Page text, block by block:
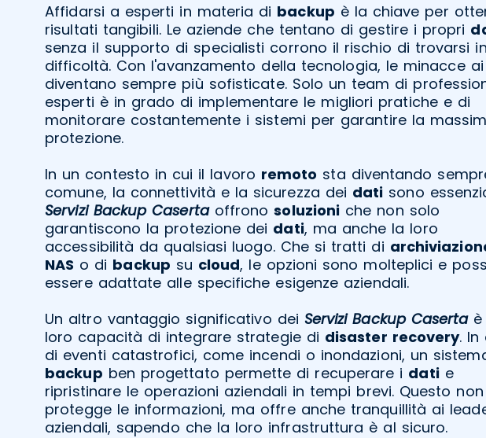
Affidarsi a esperti in materia di backup è la chiave per
risultati tangibili. Le aziende che tentano di gestire i propri
senza il supporto di specialisti corrono il rischio di trovarsi in
difficoltà. Con l'avanzamento della tecnologia, le minacce ai
diventano sempre più sofisticate. Solo un team di
esperti è in grado di implementare le migliori pratiche e di
monitorare costantemente i sistemi per garantire la
protezione.
In un contesto in cui il lavoro remoto sta diventando
comune, la connettività e la sicurezza dei dati sono
Servizi Backup Casertaoffronosoluzioni che non solo
garantiscono la protezione dei dati, ma anche la loro
accessibilità da qualsiasi luogo. Che si tratti di
NAS o di backup su cloud, le opzioni sono molteplici e
essere adattate alle specifiche esigenze aziendali.
Un altro vantaggio significativo dei Servizi Backup Casertaè
loro capacità di integrare strategie di disaster recovery. In
di eventi catastrofici, come incendi o inondazioni, un
backup ben progettato permette di recuperare i datie
ripristinare le operazioni aziendali in tempi brevi. Questo
protegge le informazioni, ma offre anche tranquillità ai
aziendali, sapendo che la loro infrastruttura è al sicuro.